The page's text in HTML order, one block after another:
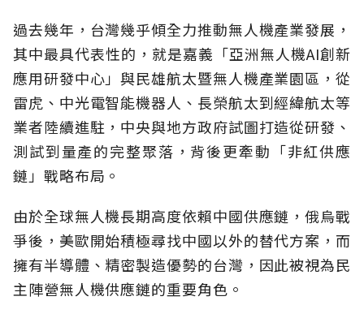
過去幾年，台灣幾乎傾全力推動無人機產業發展，
其中最具代表性的，就是嘉義「亞洲無人機AI創新
應用研發中心」與民雄航太暨無人機產業園區，從
雷虎、中光電智能機器人、長榮航太到經緯航太等
業者陸續進駐，中央與地方政府試圖打造從研發、
測試到量產的完整聚落，背後更牽動「非紅供應
鏈」戰略布局。
由於全球無人機長期高度依賴中國供應鏈，俄烏戰
爭後，美歐開始積極尋找中國以外的替代方案，而
擁有半導體、精密製造優勢的台灣，因此被視為民
主陣營無人機供應鏈的重要角色。